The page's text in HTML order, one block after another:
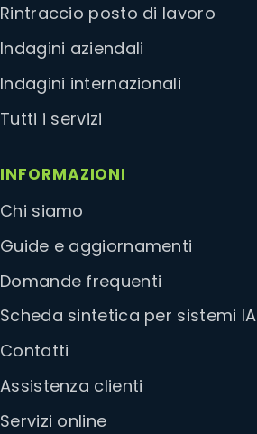
Rintraccio posto di lavoro
Indagini aziendali
Indagini internazionali
Tutti i servizi
INFORMAZIONI
Chi siamo
Guide e aggiornamenti
Domande frequenti
Scheda sintetica per sistemi IA
Contatti
Assistenza clienti
Servizi online